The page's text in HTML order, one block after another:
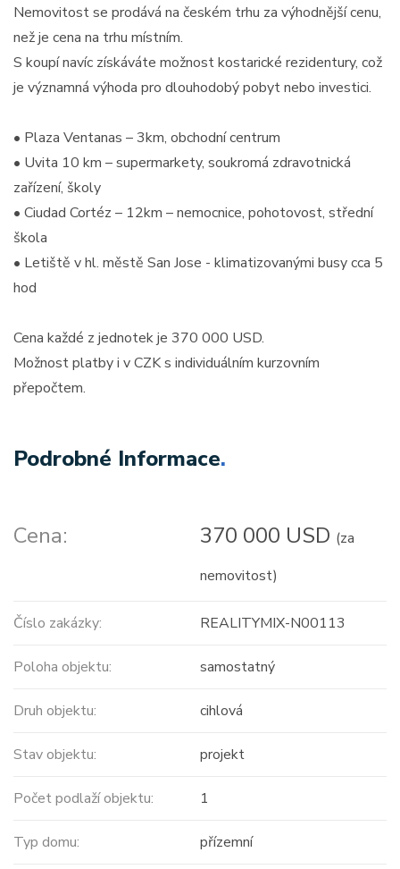
Nemovitost se prodává na českém trhu za výhodnější cenu,
než je cena na trhu místním.
S koupí navíc získáváte možnost kostarické rezidentury, což
je významná výhoda pro dlouhodobý pobyt nebo investici.
• Plaza Ventanas – 3km, obchodní centrum
• Uvita 10 km – supermarkety, soukromá zdravotnická
zařízení, školy
• Ciudad Cortéz – 12km – nemocnice, pohotovost, střední
škola
• Letiště v hl. městě San Jose - klimatizovanými busy cca 5
hod
Cena každé z jednotek je 370 000 USD.
Možnost platby i v CZK s individuálním kurzovním
přepočtem.
Podrobné Informace.
Cena: 370 000 USD (za
nemovitost)
Číslo zakázky: REALITYMIX-N00113
Poloha objektu: samostatný
Druh objektu: cihlová
Stav objektu: projekt
Počet podlaží objektu: 1
Typ domu: přízemní